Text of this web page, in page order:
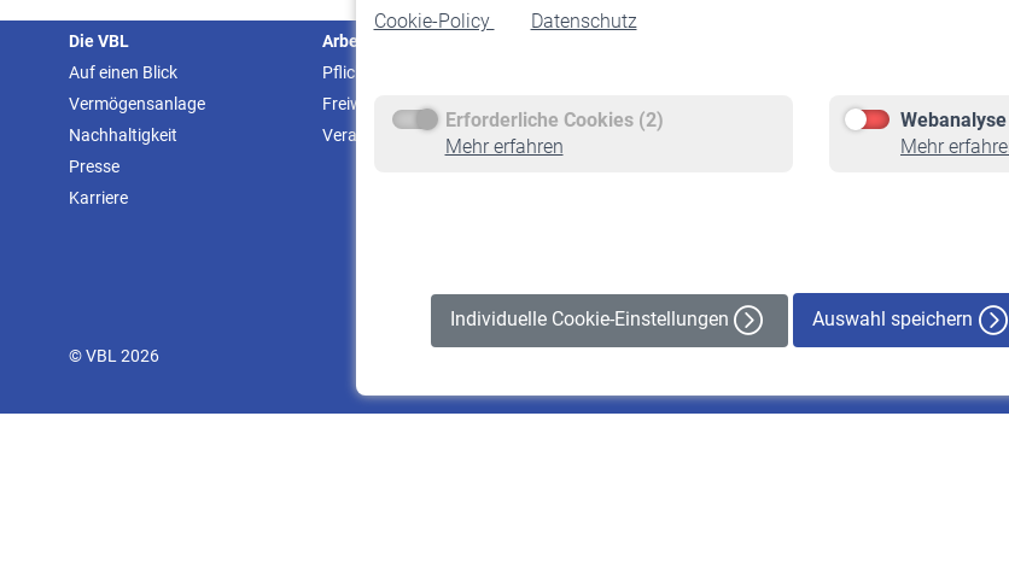
Cookie-Policy
Datenschutz
Erforderliche Cookies (2)
Mehr erfahren
Mehr
Individuelle Cookie-Einstellungen Auswahl speichern
Die VBL
Auf einen Blick
Vermögensanlage
Nachhaltigkeit
Presse
Karriere
Arbeitgeber
Pflichtversicherung
Freiwillige Versicherung
Veranstaltungen
Staatliche Förderung
Rente beantragen
Rentenauszahlung
© VBL 2026